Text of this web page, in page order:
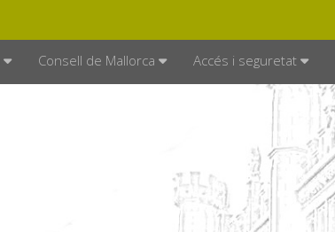
Consell de Mallorca Accés i seguretat